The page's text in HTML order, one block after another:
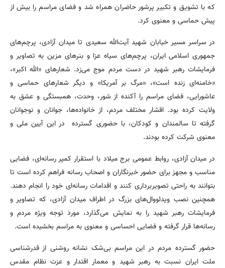
که با تشویق و تکبیر پرشور حاضران همراه شد و فضای مراسم را بیش از
پیش حماسی و معنوی کرد.
در سراسر مسیر خیابان شهید آیت‌الله سعیدی تا میدان آزادی، پرچم‌های
جمهوری اسلامی ایران، پرچم‌های سیاه عزا و بنرهای مزین به تصاویر و
فرمایشات رهبر شهید در دست مردم موج می‌زد. شعارهای «الله اکبر»،
«خامنه‌ای زنده است»، «مرگ بر آمریکا» و دیگر شعارهای حماسی و
عاشورایی، فضای مراسم را آکنده از شور، وحدت، همبستگی و عشق به
ولایت کرده بود. اقشار مختلف مردم، از خانواده‌ها، جوانان و نوجوانان
گرفته تا سالمندان و کودکان، با حضوری گسترده در این آیین ملی و
معنوی شرکت کرده بودند.
در میدان آزادی، روابط عمومی برج میلاد با استقرار کمپر رسانه‌ای، فضایی
مناسب و مجهز برای حضور خبرنگاران و اصحاب رسانه فراهم کرده است تا
بتوانند به راحتی تصویربرداری کنند و اقدامات رسانه‌ای خود را انجام دهند.
همچنین نصب ویدئووال‌های بزرگ در اطراف میدان آزادی، که تصاویر و
فرمایشات رهبر شهید را به نمایش می‌گذارد، مورد توجه ویژه مردم و
رسانه‌ها قرار گرفته و فضایی احساسی و معنوی به مراسم بخشیده است.
حضور گسترده مردم در این مراسم بی‌شک نشانه روشنی از قدرشناسی
ملت ایران نسبت به رهبر شهید و معمار اقتدار و عزت نظام مقدس